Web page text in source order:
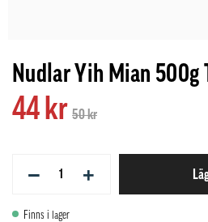
Nudlar Yih Mian 500g
44 kr 50 kr
− +
Finns i lager